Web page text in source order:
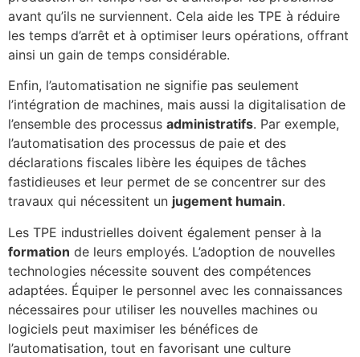
avant qu’ils ne surviennent. Cela aide les TPE à réduire
les temps d’arrêt et à optimiser leurs opérations, offrant
ainsi un gain de temps considérable.
Enfin, l’automatisation ne signifie pas seulement
l’intégration de machines, mais aussi la digitalisation de
l’ensemble des processus administratifs. Par exemple,
l’automatisation des processus de paie et des
déclarations fiscales libère les équipes de tâches
fastidieuses et leur permet de se concentrer sur des
travaux qui nécessitent un jugement humain.
Les TPE industrielles doivent également penser à la
formation de leurs employés. L’adoption de nouvelles
technologies nécessite souvent des compétences
adaptées. Équiper le personnel avec les connaissances
nécessaires pour utiliser les nouvelles machines ou
logiciels peut maximiser les bénéfices de
l’automatisation, tout en favorisant une culture